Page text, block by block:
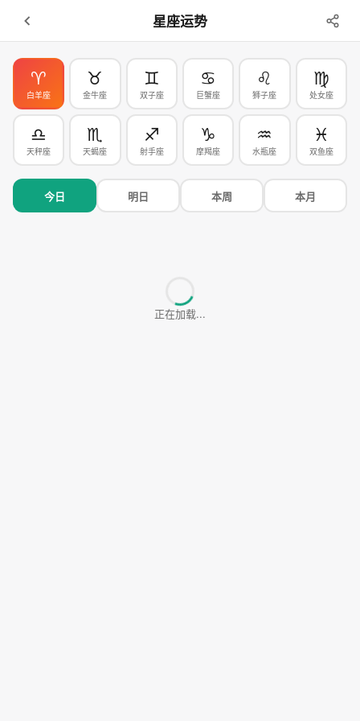
星座运势
♈
白羊座
♉
金牛座
♊
双子座
♋
巨蟹座
♌
狮子座
♍
处女座
♎
天秤座
♏
天蝎座
♐
射手座
♑
摩羯座
♒
水瓶座
♓
双鱼座
今日 明日 本周 本月
正在加载...